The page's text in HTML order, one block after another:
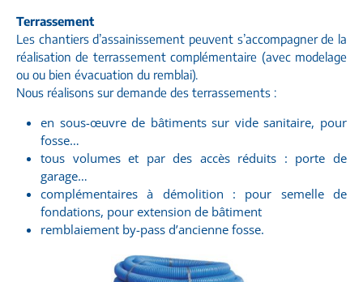
Terrassement
Les chantiers d’assainissement peuvent s’accompagner de la
réalisation de terrassement complémentaire (avec modelage
ou ou bien évacuation du remblai).
Nous réalisons sur demande des terrassements :
en sous-œuvre de bâtiments sur vide sanitaire, pour
fosse…
tous volumes et par des accès réduits : porte de
garage…
complémentaires à démolition : pour semelle de
fondations, pour extension de bâtiment
remblaiement by-pass d’ancienne fosse.